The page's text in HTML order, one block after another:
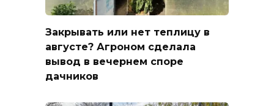
Закрывать или нет теплицу в
августе? Агроном сделала
вывод в вечернем споре
дачников